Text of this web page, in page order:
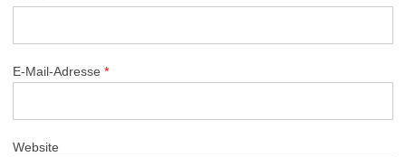
E-Mail-Adresse *
Website